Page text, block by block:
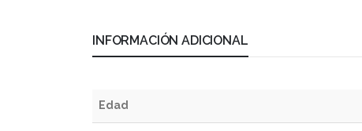
INFORMACIÓN ADICIONAL
Edad